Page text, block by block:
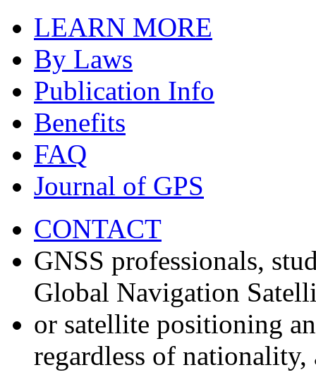
LEARN MORE
By Laws
Publication Info
Benefits
FAQ
Journal of GPS
CONTACT
GNSS professionals,
Global Navigation
or satellite positioning
regardless of nationality,